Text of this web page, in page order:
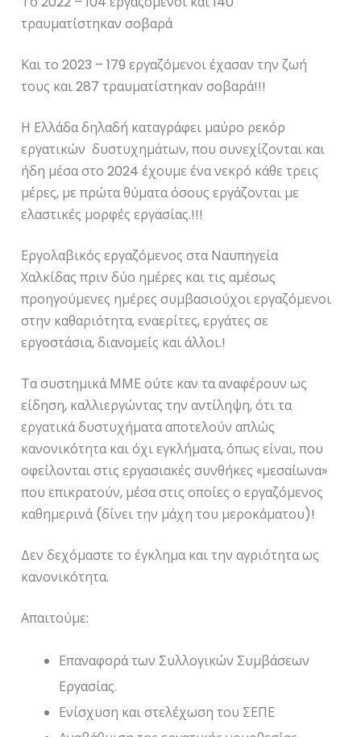
τραυματίστηκαν σοβαρά
Και το 2023 – 179 εργαζόμενοι έχασαν την ζωή
τους και 287 τραυματίστηκαν σοβαρά!!!
Η Ελλάδα δηλαδή καταγράφει μαύρο ρεκόρ
εργατικών δυστυχημάτων, που συνεχίζονται και
ήδη μέσα στο 2024 έχουμε ένα νεκρό κάθε τρεις
μέρες, με πρώτα θύματα όσους εργάζονται με
ελαστικές μορφές εργασίας.!!!
Εργολαβικός εργαζόμενος στα Ναυπηγεία
Χαλκίδας πριν δύο ημέρες και τις αμέσως
προηγούμενες ημέρες συμβασιούχοι εργαζόμενοι
στην καθαριότητα, εναερίτες, εργάτες σε
εργοστάσια, διανομείς και άλλοι.!
Τα συστημικά ΜΜΕ ούτε καν τα αναφέρουν ως
είδηση, καλλιεργώντας την αντίληψη, ότι τα
εργατικά δυστυχήματα αποτελούν απλώς
κανονικότητα και όχι εγκλήματα, όπως είναι, που
οφείλονται στις εργασιακές συνθήκες «μεσαίωνα»
που επικρατούν, μέσα στις οποίες ο εργαζόμενος
καθημερινά (δίνει την μάχη του μεροκάματου)!
Δεν δεχόμαστε το έγκλημα και την αγριότητα ως
κανονικότητα.
Απαιτούμε:
Επαναφορά των Συλλογικών Συμβάσεων
Εργασίας.
Ενίσχυση και στελέχωση του ΣΕΠΕ